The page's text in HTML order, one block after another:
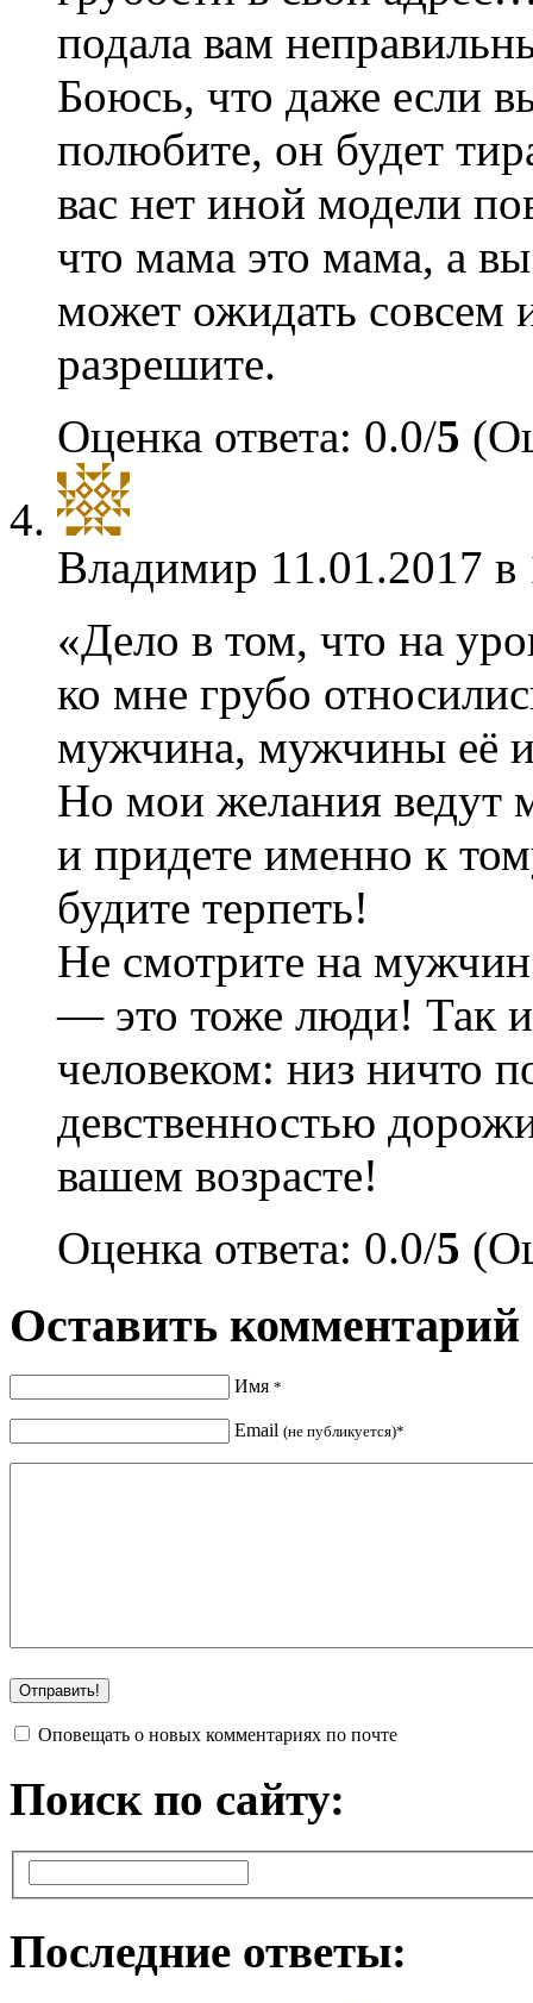
подала вам
Боюсь, что даже если
полюбите, он будет
вас нет иной модели
что мама это мама, а
может ожидать совсем
разрешите.
Оценка ответа: 0.0/5
Владимир 11.01.2017
«Дело в том, что на
ко мне грубо
мужчина, мужчины её
Но мои желания ведут
и придете именно к
будите терпеть!
Не смотрите на
— это тоже люди! Так и
человеком: низ ничто
девственностью
вашем возрасте!
Оценка ответа: 0.0/5
Оставить комментарий
Имя *
Email (не публикуется)*
Оповещать о новых комментариях по почте
Поиск по сайту:
Последние ответы: